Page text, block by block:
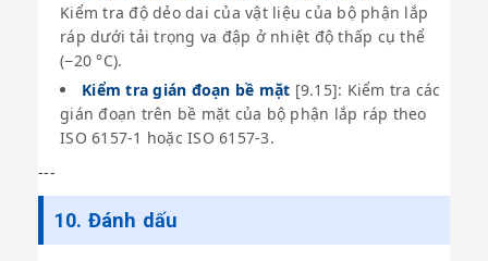
Kiểm tra độ dẻo dai của vật liệu của bộ phận lắp
ráp dưới tải trọng va đập ở nhiệt độ thấp cụ thể
(−20 °C).
Kiểm tra gián đoạn bề mặt [9.15]: Kiểm tra các
gián đoạn trên bề mặt của bộ phận lắp ráp theo
ISO 6157-1 hoặc ISO 6157-3.
---
10. Đánh dấu